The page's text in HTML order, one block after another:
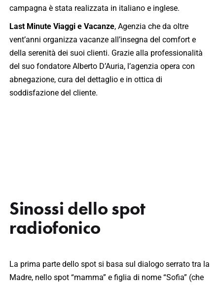
campagna è stata realizzata in italiano e inglese.
Last Minute Viaggi e Vacanze, Agenzia che da oltre
vent’anni organizza vacanze all’insegna del comfort e
della serenità dei suoi clienti. Grazie alla professionalità
del suo fondatore Alberto D’Auria, l’agenzia opera con
abnegazione, cura del dettaglio e in ottica di
soddisfazione del cliente.
Sinossi dello spot
radiofonico
La prima parte dello spot si basa sul dialogo serrato tra la
Madre, nello spot “mamma” e figlia di nome “Sofia” (che